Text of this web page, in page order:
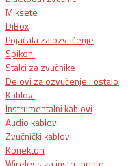
Miksete
DiBox
Pojačala za ozvučenje
Spikoni
Stalci za zvučnike
Delovi za ozvučenje i ostalo
Kablovi
Instrumentalni kablovi
Audio kablovi
Zvučnički kablovi
Konektori